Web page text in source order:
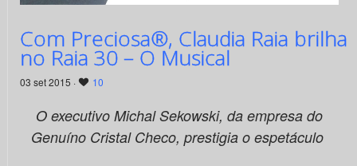
Com Preciosa®, Claudia Raia brilha
no Raia 30 – O Musical
03 set 2015 · 10
O executivo Michal Sekowski, da empresa do
Genuíno Cristal Checo, prestigia o espetáculo